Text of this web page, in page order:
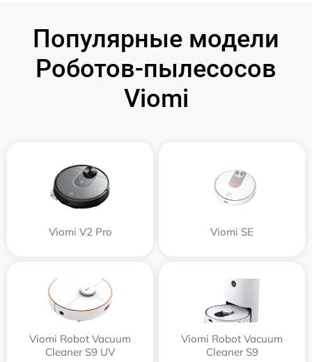
Популярные модели
Роботов-пылесосов
Viomi
Viomi V2 Pro Viomi SE
Viomi Robot Vacuum
Cleaner S9 UV
Viomi Robot Vacuum
Cleaner S9